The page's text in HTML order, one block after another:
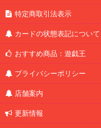
特定商取引法表示
カードの状態表記について
おすすめ商品：遊戯王
プライバシーポリシー
店舗案内
更新情報